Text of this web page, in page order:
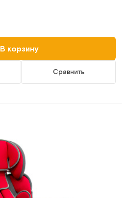
В корзину
Сравнить